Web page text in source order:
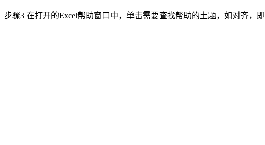
步骤3 在打开的Excel帮助窗口中，单击需要查找帮助的土题，如对齐，